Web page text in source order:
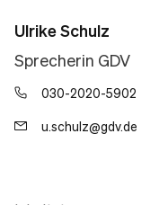
Ulrike Schulz
Sprecherin GDV
030-2020-5902
u.schulz@gdv.de